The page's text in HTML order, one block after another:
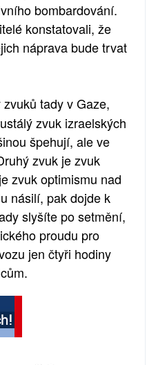
bombardování.
konstatovali, že
náprava bude trvat
tady v Gaze,
zvuk izraelských
špehují, ale ve
zvuk je zvuk
zvuk optimismu nad
násilí, pak dojde k
slyšíte po setmění,
proudu pro
jen čtyři hodiny